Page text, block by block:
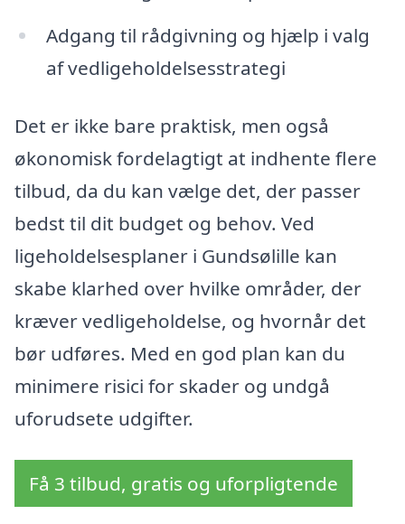
Adgang til rådgivning og hjælp i valg
af vedligeholdelsesstrategi
Det er ikke bare praktisk, men også
økonomisk fordelagtigt at indhente flere
tilbud, da du kan vælge det, der passer
bedst til dit budget og behov. Ved
ligeholdelsesplaner i Gundsølille kan
skabe klarhed over hvilke områder, der
kræver vedligeholdelse, og hvornår det
bør udføres. Med en god plan kan du
minimere risici for skader og undgå
uforudsete udgifter.
Få 3 tilbud, gratis og uforpligtende